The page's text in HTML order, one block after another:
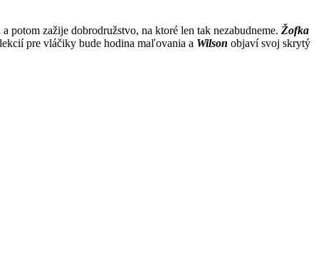
potom zažije dobrodružstvo, na ktoré len tak nezabudneme. Žofka
pre vláčiky bude hodina maľovania a Wilson objaví svoj skrytý